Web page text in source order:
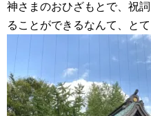
神さまのおひざもとで、祝
ることができるなんて、とて